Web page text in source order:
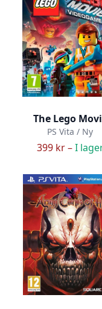
The Lego
PS Vita / Ny
399 kr –I